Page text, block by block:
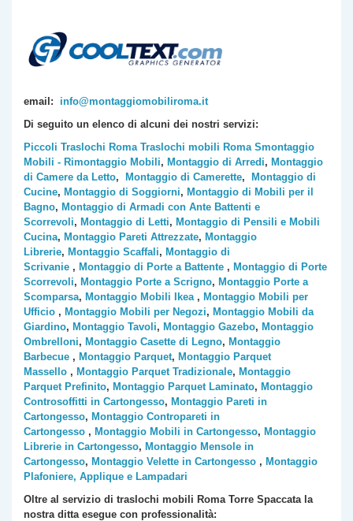
email: info@montaggiomobiliroma.it
Di seguito un elenco di alcuni dei nostri servizi:
Piccoli Traslochi Roma Traslochi mobili Roma Smontaggio
Mobili - Rimontaggio Mobili, Montaggio di Arredi, Montaggio
di Camere da Letto, Montaggio di Camerette,
Montaggio di
Cucine, Montaggio di Soggiorni, Montaggio di Mobili per il
Bagno, Montaggio di Armadi con Ante Battenti e
Scorrevoli, Montaggio di Letti, Montaggio di Pensili e Mobili
Cucina, Montaggio Pareti Attrezzate, Montaggio
Librerie, Montaggio Scaffali, Montaggio di
Scrivanie , Montaggio di Porte a Battente , Montaggio di Porte
Scorrevoli, Montaggio Porte a Scrigno, Montaggio Porte a
Scomparsa, Montaggio Mobili Ikea, Montaggio Mobili per
Ufficio , Montaggio Mobili per Negozi, Montaggio Mobili da
Giardino, Montaggio Tavoli, Montaggio Gazebo, Montaggio
Ombrelloni, Montaggio Casette di Legno, Montaggio
Barbecue , Montaggio Parquet, Montaggio Parquet
Massello , Montaggio Parquet Tradizionale, Montaggio
Parquet Prefinito, Montaggio Parquet Laminato, Montaggio
Controsoffitti in Cartongesso, Montaggio Pareti in
Cartongesso, Montaggio Contropareti in
Cartongesso , Montaggio Mobili in Cartongesso, Montaggio
Librerie in Cartongesso, Montaggio Mensole in
Cartongesso, Montaggio Velette in Cartongesso , Montaggio
Plafoniere, Applique e Lampadari
Oltre al servizio di traslochi mobili Roma Torre Spaccatala
nostra ditta esegue con professionalità: